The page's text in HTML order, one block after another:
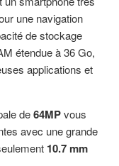
une navigation
de stockage
étendue à 36 Go,
applications et
de64MPvous
avec une grande
10.7 mm